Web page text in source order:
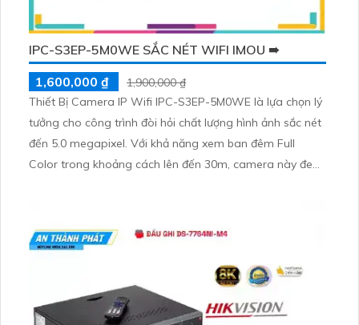
IPC-S3EP-5M0WE SẮC NÉT WIFI IMOU ➠
1,600,000 ₫
1,900,000 ₫
Thiết Bị Camera IP Wifi IPC-S3EP-5M0WE là lựa chọn lý
tưởng cho công trình đòi hỏi chất lượng hình ảnh sắc nét
đến 5.0 megapixel. Với khả năng xem ban đêm Full
Color trong khoảng cách lên đến 30m, camera này đem
nguyên vẹn và không bị giảm trong quá trình truyền tải